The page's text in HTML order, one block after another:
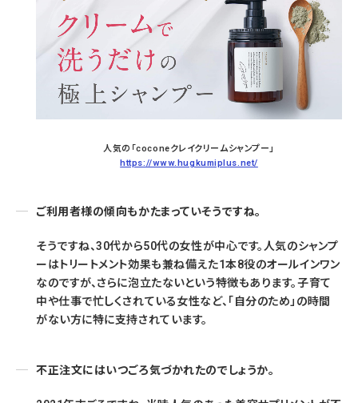
人気の「coconeクレイクリームシャンプー」
https://www.hugkumiplus.net/
ご利用者様の傾向もかたまっていそうですね。
そうですね、30代から50代の女性が中心です。人気のシャンプ
ーはトリートメント効果も兼ね備えた1本8役のオールインワン
なのですが、さらに泡立たないという特徴もあります。子育て
中や仕事で忙しくされている女性など、「自分のため」の時間
がない方に特に支持されています。
不正注文にはいつごろ気づかれたのでしょうか。